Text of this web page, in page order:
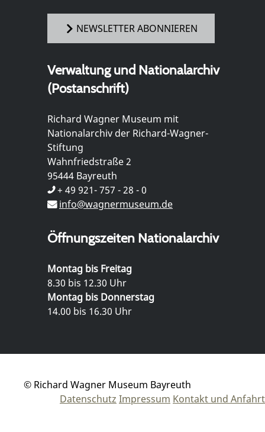
NEWSLETTER ABONNIEREN
Verwaltung und Nationalarchiv
(Postanschrift)
Richard Wagner Museum mit
Nationalarchiv der Richard-Wagner-
Stiftung
Wahnfriedstraße 2
95444 Bayreuth
+ 49 921- 757 - 28 - 0
info@wagnermuseum.de
Öffnungszeiten Nationalarchiv
Montag bis Freitag
8.30 bis 12.30 Uhr
Montag bis Donnerstag
14.00 bis 16.30 Uhr
© Richard Wagner Museum Bayreuth
Datenschutz Impressum Kontakt und Anfahrt